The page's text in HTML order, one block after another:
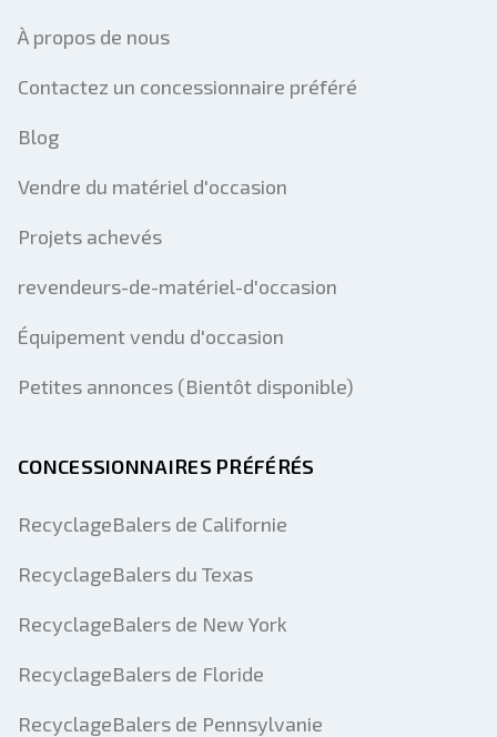
À propos de nous
Contactez un concessionnaire préféré
Blog
Vendre du matériel d'occasion
Projets achevés
revendeurs-de-matériel-d'occasion
Équipement vendu d'occasion
Petites annonces (Bientôt disponible)
CONCESSIONNAIRES PRÉFÉRÉS
RecyclageBalers de Californie
RecyclageBalers du Texas
RecyclageBalers de New York
RecyclageBalers de Floride
RecyclageBalers de Pennsylvanie